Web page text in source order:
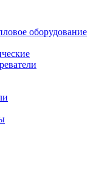
оборудование